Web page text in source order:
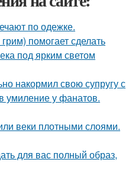
по одежке.
помогает сделать
под ярким светом
накормил свою супругу с
умиление у фанатов.
веки плотными слоями.
для вас полный образ,